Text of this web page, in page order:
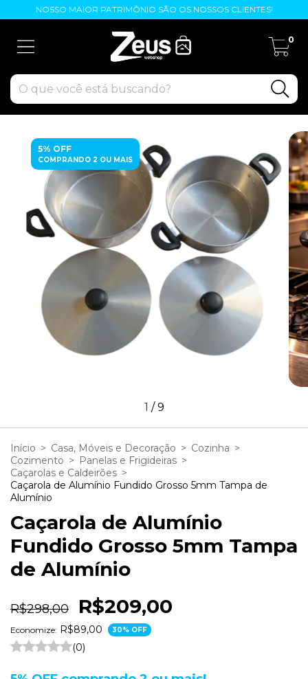
NOSSO MAIOR PATRIMÔNIO SÃO OS NOSSOS CLIENTES!
0
5% OFF
COMPRANDO 2 OU MAIS
1 /9
Início > Casa, Móveis e Decoração > Cozinha >
Cozimento > Panelas e Frigideiras >
Caçarolas e Caldeirões >
Caçarola de Alumínio Fundido Grosso 5mm Tampa de
Alumínio
Caçarola de Alumínio
Fundido Grosso 5mm Tampa
de Alumínio
R$298,00 R$209,00
Economize: R$89,00 30% OFF
(0)